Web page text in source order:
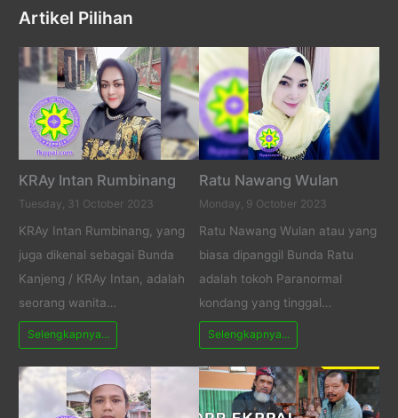
Artikel Pilihan
KRAy Intan Rumbinang
Tuesday, 31 October 2023
KRAy Intan Rumbinang, yang
juga dikenal sebagai Bunda
Kanjeng / KRAy Intan, adalah
seorang wanita…
Selengkapnya...
Ratu Nawang Wulan
Monday, 9 October 2023
Ratu Nawang Wulan atau yang
biasa dipanggil Bunda Ratu
adalah tokoh Paranormal
kondang yang tinggal…
Selengkapnya...